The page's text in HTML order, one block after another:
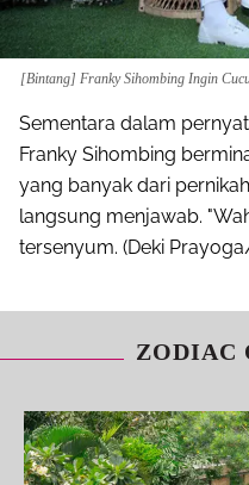
[Bintang] Franky Sihombing Ingin
Sementara dalam
Franky Sihombing
yang banyak dari
langsung menjawab.
tersenyum. (Deki
ZODIAC